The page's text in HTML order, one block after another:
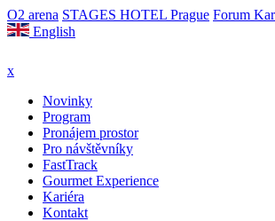
O2 arena STAGES HOTEL Prague Forum
English
x
Novinky
Program
Pronájem prostor
Pro návštěvníky
FastTrack
Gourmet Experience
Kariéra
Kontakt